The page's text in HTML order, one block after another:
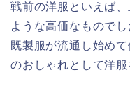
戦前の洋服といえば
ような高価なもので
既製服が流通し始め
のおしゃれとして洋服